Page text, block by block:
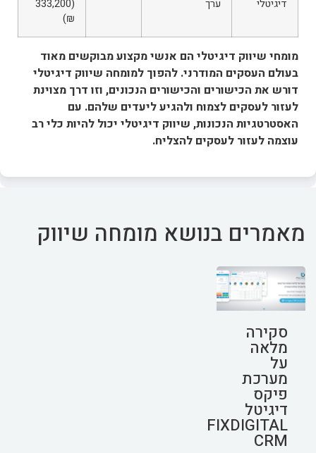
דיגיטלי
ערך
(333,200
₪)
מומחי שיווק דיגיטלי הם אנשי מקצוע מבוקשים מאוד
בעולם העסקים המודרני. להפוך למומחה שיווק דיגיטלי
דורש את הכישורים והכישורים הנכונים, וזו דרך מצוינת
לעזור לעסקים לצמוח ולהגיע ליעדים שלהם. עם
האסטרטגיות הנכונות, שיווק דיגיטלי יכול להיות כלי רב
עוצמה לעזור לעסקים להצליח.
מאמרים בנושא מומחה שיווק
סקירה
מלאה
על
מערכת
פיקס
דיגיטל
FIXDIGITAL
CRM